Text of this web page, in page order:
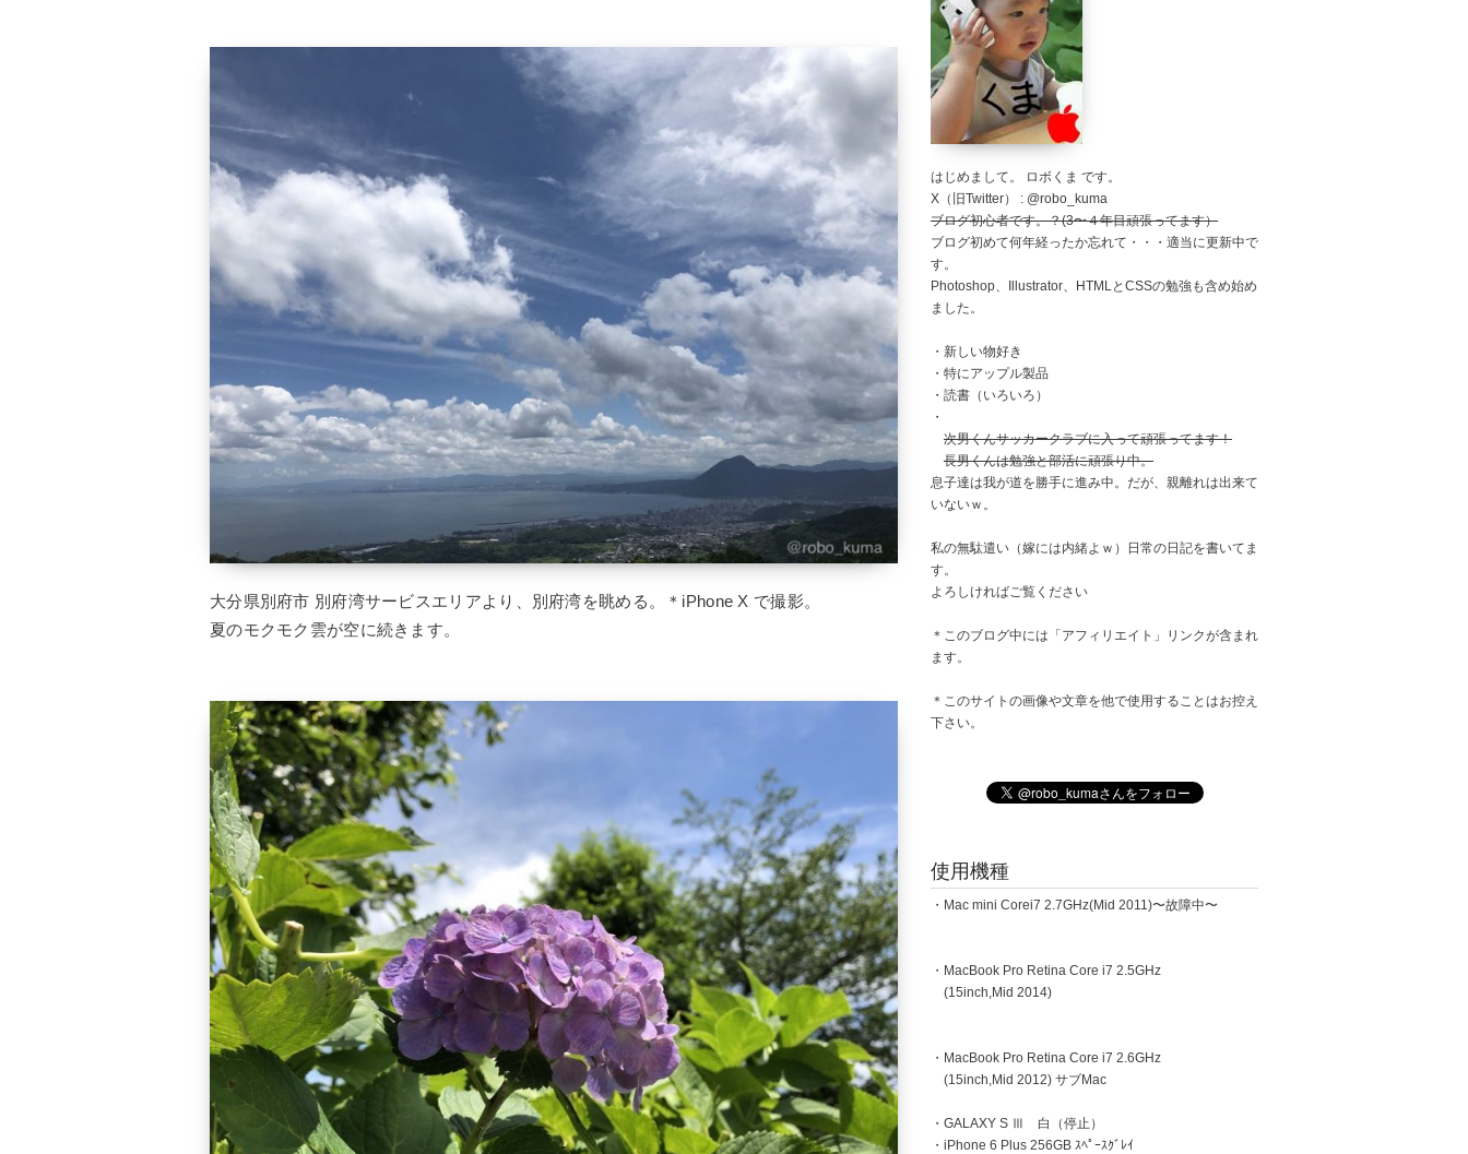
大分県別府市 別府湾サービスエリアより、別府湾を眺める。＊iPhone X で撮影。
夏のモクモク雲が空に続きます。
はじめまして。 ロボくま です。
X（旧Twitter） : @robo_kuma
ブログ初心者です。？(3〜４年目頑張ってます）
ブログ初めて何年経ったか忘れて・・・適当に更新中で
す。
Photoshop、Illustrator、HTMLとCSSの勉強も含め始め
ました。
・新しい物好き
・特にアップル製品
・読書（いろいろ）
・
次男くんサッカークラブに入って頑張ってます！
長男くんは勉強と部活に頑張り中。
息子達は我が道を勝手に進み中。だが、親離れは出来て
いないｗ。
私の無駄遣い（嫁には内緒よｗ）日常の日記を書いてま
す。
よろしければご覧ください
＊このブログ中には「アフィリエイト」リンクが含まれ
ます。
＊このサイトの画像や文章を他で使用することはお控え
下さい。
使用機種
・Mac mini Corei7 2.7GHz(Mid 2011)〜故障中〜
・MacBook Pro Retina Core i7 2.5GHz
(15inch,Mid 2014)
・MacBook Pro Retina Core i7 2.6GHz
(15inch,Mid 2012) サブMac
・GALAXY S Ⅲ 白（停止）
・iPhone 6 Plus 256GB ｽﾍﾟｰｽｸﾞﾚｲ